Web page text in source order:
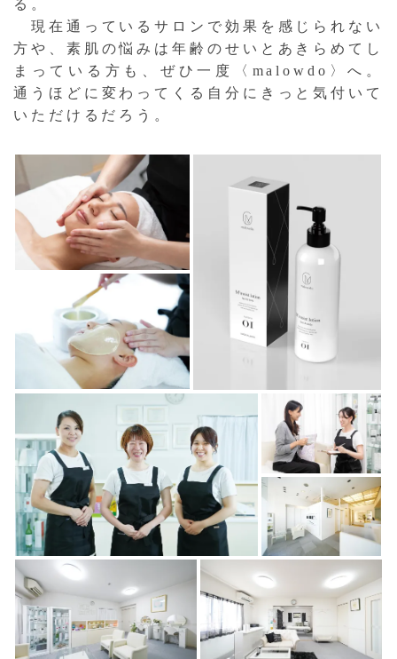
る。
現在通っているサロンで効果を感じられない
方や、素肌の悩みは年齢のせいとあきらめてし
まっている方も、ぜひ一度〈malowdo〉へ。
通うほどに変わってくる自分にきっと気付いて
いただけるだろう。